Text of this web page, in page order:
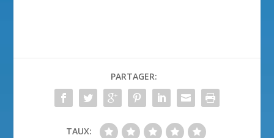
PARTAGER:
TAUX: